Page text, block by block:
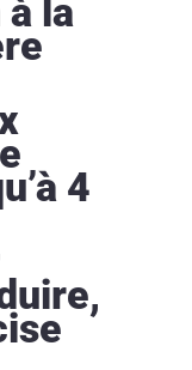
la
4